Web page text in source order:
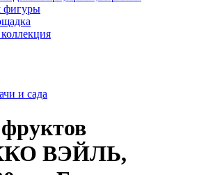
фигуры
и сада
ВЭЙЛЬ,